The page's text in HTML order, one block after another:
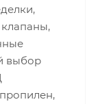
выбор